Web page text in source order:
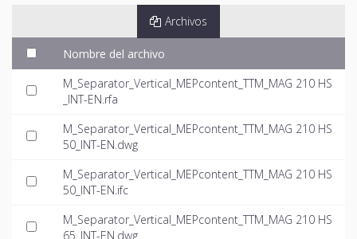
Archivos
Nombre del archivo
M_Separator_Vertical_MEPcontent_TTM_MAG 210 HS
_INT-EN.rfa
M_Separator_Vertical_MEPcontent_TTM_MAG 210 HS
50_INT-EN.dwg
M_Separator_Vertical_MEPcontent_TTM_MAG 210 HS
50_INT-EN.ifc
M_Separator_Vertical_MEPcontent_TTM_MAG 210 HS
65_INT-EN.dwg